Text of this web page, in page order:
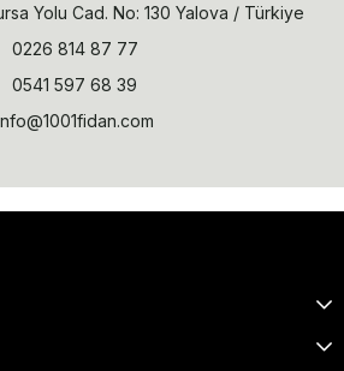
Yolu Cad. No: 130 Yalova / Türkiye
0226 814 87 77
0541 597 68 39